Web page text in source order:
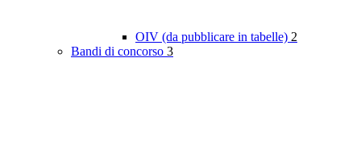
OIV (da pubblicare in tabelle) 2
Bandi di concorso 3